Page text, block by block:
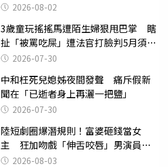
2026-08-02
3歲童玩搖搖馬遭陌生婦狠甩巴掌 瞎
扯「被罵吃屎」遭法官打臉判5月須入
監 2026-07-30
中和枉死兒媳姊夜間發聲 痛斥假新
聞在「已逝者身上再灑一把鹽」
2026-07-30
陸短劇圈爆潛規則！富婆砸錢當女
主 狂加吻戲「伸舌咬唇」男演員崩
潰 2026-08-03